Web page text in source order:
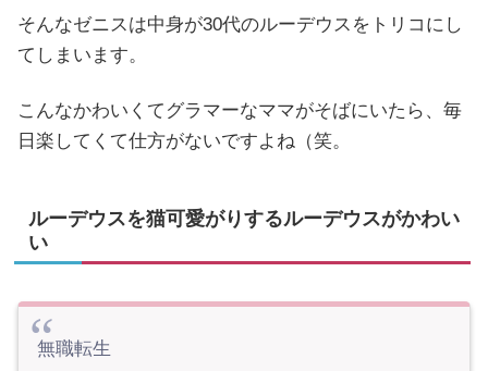
そんなゼニスは中身が30代のルーデウスをトリコにし
てしまいます。
こんなかわいくてグラマーなママがそばにいたら、毎
日楽してくて仕方がないですよね（笑。
ルーデウスを猫可愛がりするルーデウスがかわい
い
無職転生